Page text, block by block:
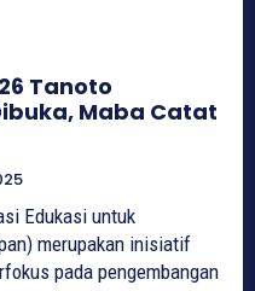
Tanoto
Maba Catat
Edukasi untuk
merupakan inisiatif
pada pengembangan